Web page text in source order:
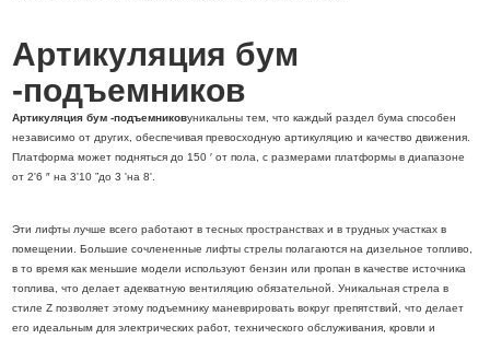
Артикуляция бум
-подъемников
Артикуляция бум -подъемниковуникальны тем, что каждый раздел бума способен
независимо от других, обеспечивая превосходную артикуляцию и качество движения.
Платформа может подняться до 150 ′ от пола, с размерами платформы в диапазоне
от 2'6 ″ на 3'10 ”до 3 'на 8'.
Эти лифты лучше всего работают в тесных пространствах и в трудных участках в
помещении. Большие сочлененные лифты стрелы полагаются на дизельное топливо,
в то время как меньшие модели используют бензин или пропан в качестве источника
топлива, что делает адекватную вентиляцию обязательной. Уникальная стрела в
стиле Z позволяет этому подъемнику маневрировать вокруг препятствий, что делает
его идеальным для электрических работ, технического обслуживания, кровли и